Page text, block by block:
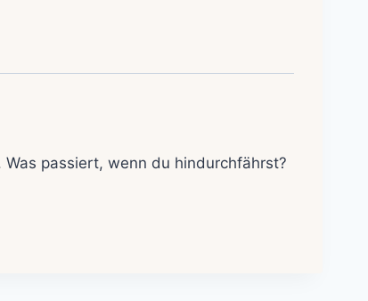
passiert, wenn du hindurchfährst?